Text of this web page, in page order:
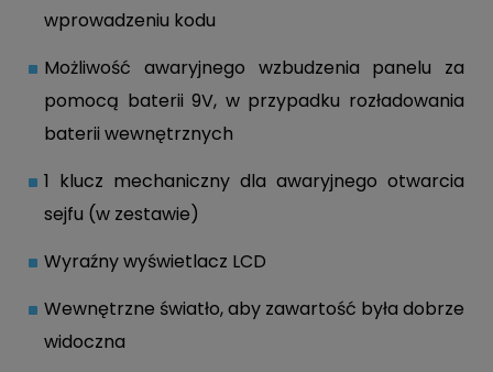
wprowadzeniu kodu
Możliwość awaryjnego wzbudzenia panelu za
pomocą baterii 9V, w przypadku rozładowania
baterii wewnętrznych
1 klucz mechaniczny dla awaryjnego otwarcia
sejfu (w zestawie)
Wyraźny wyświetlacz LCD
Wewnętrzne światło, aby zawartość była dobrze
widoczna